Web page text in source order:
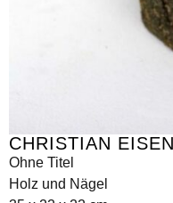
CHRISTIAN
Ohne Titel
Holz und Nägel